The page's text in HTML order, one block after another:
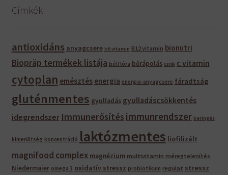
Címkék
antioxidáns anyagcsere b6 vitamin B12 vitamin bionutri
Biopräp termékek listája bélflóra bőrápolás cink c vitamin
cytoplan emésztés energia energia-anyagcsere fáradtság
gluténmentes gyulladás gyulladáscsökkentés
idegrendszer Immunerősítés immunrendszer keringés
kimerültség koncentráció laktózmentes liofilizált
magnifood complex magnézium multivitamin méregtelenítés
Niedermaier omega 3 oxidatív stressz probiotikum regulat stressz